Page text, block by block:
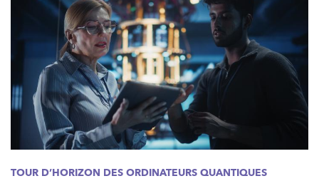
TOUR D’HORIZON DES ORDINATEURS QUANTIQUES